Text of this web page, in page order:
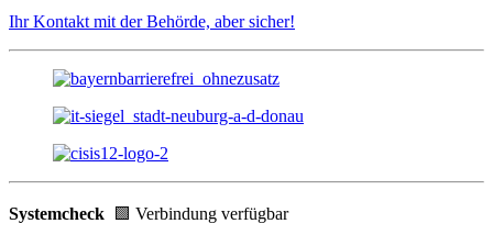
Ihr Kontakt mit der Behörde, aber sicher!
Systemcheck 🟩 Verbindung verfügbar